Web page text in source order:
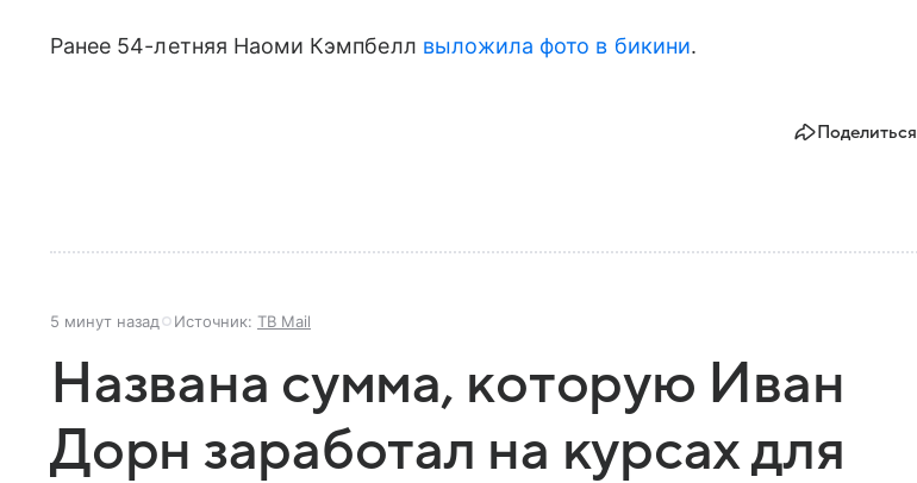
Ранее 54-летняя Наоми Кэмпбелл выложила фото в бикини.
Поделиться
5 минут назад Источник: ТВ Mail
Названа сумма, которую Иван
Дорн заработал на курсах для